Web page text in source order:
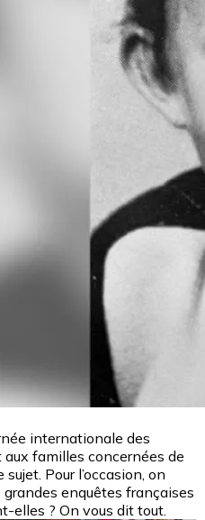
internationale des
familles concernées de
Pour l’occasion, on
enquêtes françaises
elles ? On vous dit tout.